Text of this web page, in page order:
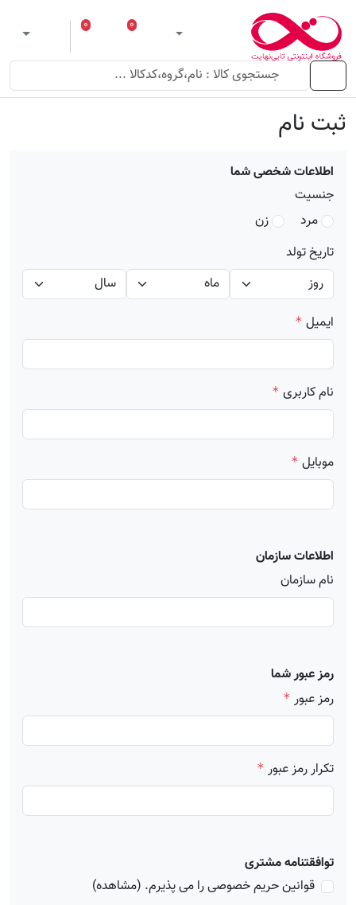
ورود لیست مورد علاقه
۰
سبد خرید
۰
منو
ثبت نام
اطلاعات شخصی شما
جنسیت
مرد
زن
تاریخ تولد
ایمیل *
نام کاربری *
موبایل *
اطلاعات سازمان
نام سازمان
رمز عبور شما
رمز عبور *
تکرار رمز عبور *
توافقتنامه مشتری
قوانین حریم خصوصی را می پذیرم. (مشاهده)